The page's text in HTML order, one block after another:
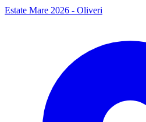
Estate Mare 2026 - Oliveri